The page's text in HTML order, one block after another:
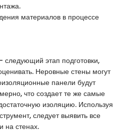
материалов в процессе
следующий этап подготовки,
Неровные стены могут
панели будут
что создает те же самые
изоляцию. Используя
следует выявить все
на стенах.